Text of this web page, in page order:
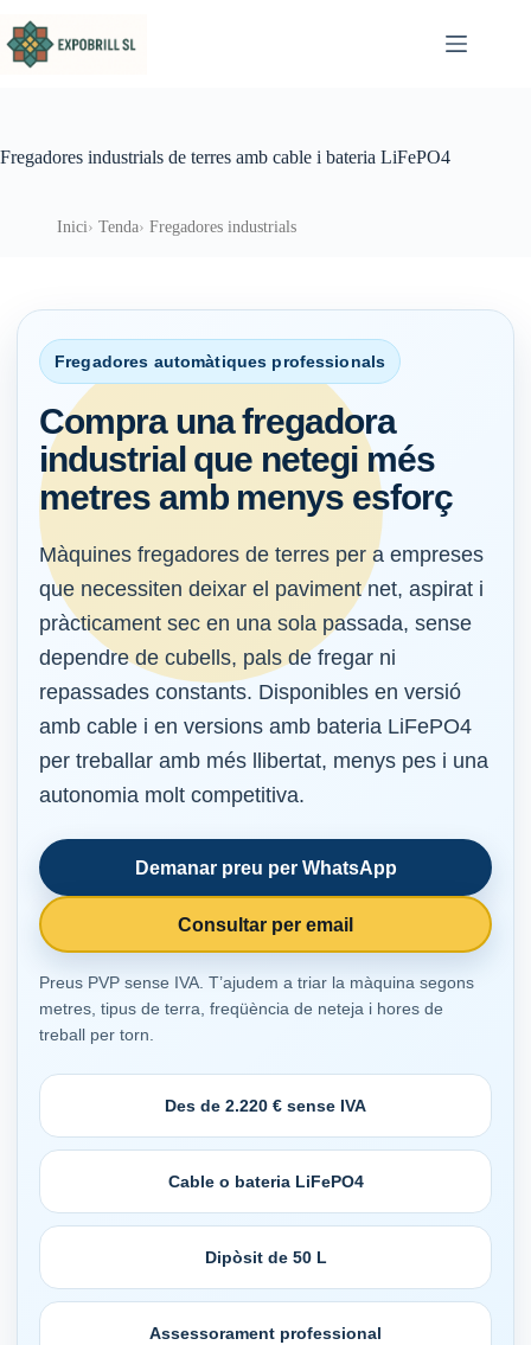
Fregadores industrials de terres amb cable i bateria LiFePO4
Inici Tenda Fregadores industrials
Fregadores automàtiques professionals
Compra una fregadora
industrial que netegi més
metres amb menys esforç
Màquines fregadores de terres per a empreses
que necessiten deixar el paviment net, aspirat i
pràcticament sec en una sola passada, sense
dependre de cubells, pals de fregar ni
repassades constants. Disponibles en versió
amb cable i en versions amb bateria LiFePO4
per treballar amb més llibertat, menys pes i una
autonomia molt competitiva.
Demanar preu per WhatsApp
Consultar per email
Preus PVP sense IVA. T’ajudem a triar la màquina segons
metres, tipus de terra, freqüència de neteja i hores de
treball per torn.
Des de 2.220 € sense IVA
Cable o bateria LiFePO4
Dipòsit de 50 L
Assessorament professional